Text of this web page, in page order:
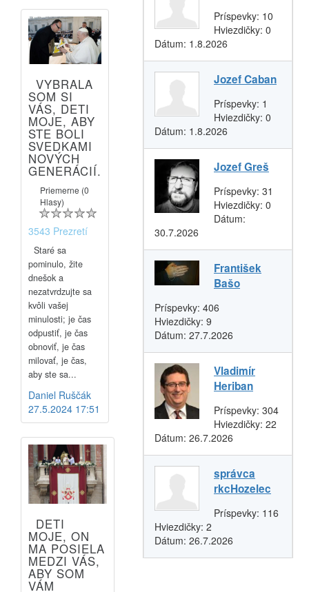
VYBRALA
SOM SI
VÁS, DETI
MOJE, ABY
STE BOLI
SVEDKAMI
NOVÝCH
GENERÁCIÍ.
Priemerne (0
Hlasy)
3543 Prezretí
Staré sa
pominulo, žite
dnešok a
nezatvrdzujte sa
kvôli vašej
minulosti; je čas
odpustiť, je čas
obnoviť, je čas
milovať, je čas,
aby ste sa...
Daniel Ruščák
27.5.2024 17:51
DETI
MOJE, ON
MA POSIELA
MEDZI VÁS,
ABY SOM
VÁM
Príspevky: 10
Hviezdičky: 0
Dátum: 1.8.2026
Jozef Caban
Príspevky: 1
Hviezdičky: 0
Dátum: 1.8.2026
Jozef Greš
Príspevky: 31
Hviezdičky: 0
Dátum:
30.7.2026
František
Bašo
Príspevky: 406
Hviezdičky: 9
Dátum: 27.7.2026
Vladimír
Heriban
Príspevky: 304
Hviezdičky: 22
Dátum: 26.7.2026
správca
rkcHozelec
Príspevky: 116
Hviezdičky: 2
Dátum: 26.7.2026